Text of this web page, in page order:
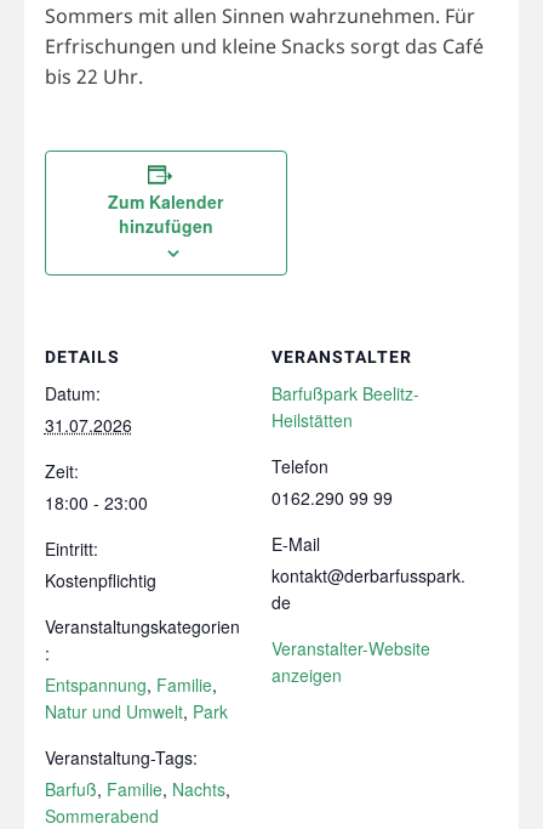
Sommers mit allen Sinnen wahrzunehmen. Für
Erfrischungen und kleine Snacks sorgt das Café
bis 22 Uhr.
Zum Kalender
hinzufügen
DETAILS
Datum:
31.07.2026
Zeit:
18:00 - 23:00
Eintritt:
Kostenpflichtig
Veranstaltungskategorien
:
Entspannung, Familie,
Natur und Umwelt, Park
Veranstaltung-Tags:
Barfuß, Familie, Nachts,
Sommerabend
VERANSTALTER
Barfußpark Beelitz-
Heilstätten
Telefon
0162.290 99 99
E-Mail
kontakt@derbarfusspark.
de
Veranstalter-Website
anzeigen